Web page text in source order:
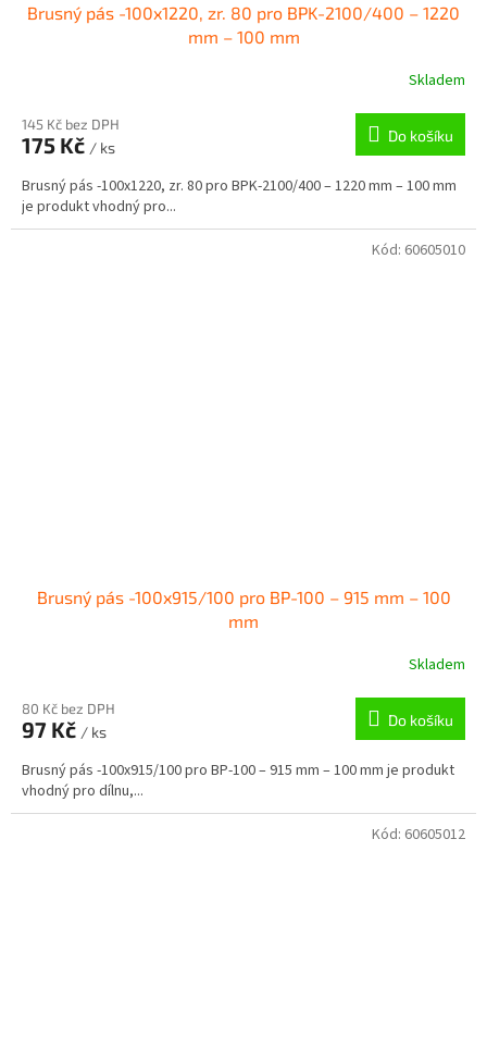
Brusný pás -100x1220, zr. 80 pro BPK-2100/400 – 1220
mm – 100 mm
Skladem
145 Kč bez DPH
175 Kč / ks
Do košíku
Brusný pás -100x1220, zr. 80 pro BPK-2100/400 – 1220 mm – 100 mm
je produkt vhodný pro...
Brusný pás -100x915/100 pro BP-100 – 915 mm – 100
mm
Skladem
80 Kč bez DPH
97 Kč / ks
Do košíku
Brusný pás -100x915/100 pro BP-100 – 915 mm – 100 mm je produkt
vhodný pro dílnu,...
Kód: 60605010
Kód: 60605012